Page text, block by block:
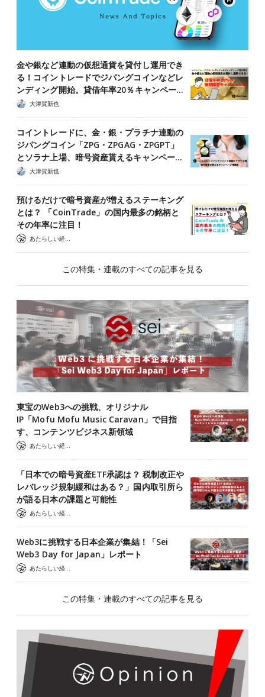
金や銀など連動の仮想通貨を貸付し運用でき
る！コイントレードでジパングコインなどレ
ンディング開始。貸借年率20％キャンペー…
大津賀新也
コイントレードに、金・銀・プラチナ連動の
ジパングコイン「ZPG・ZPGAG・ZPGPT」
とソラナ上場、暗号資産貰えるキャンペー…
大津賀新也
預けるだけで暗号資産が増えるステーキング
とは？ 「CoinTrade」の国内最多の銘柄と
その年率に注目！
この特集・連載のすべての記事を見る
東宝のWeb3への挑戦、オリジナル
IP「Mofu Mofu Music Caravan」で目指
す、コンテンツビジネス新領域
あたらしい経済 編集部
「日本での暗号資産ETF承認は？ 税制改正や
レバレッジ規制緩和はある？」国内取引所ら
が語る日本の課題と可能性
あたらしい経済 編集部
Web3に挑戦する日本企業が集結！「Sei
Web3 Day for Japan」レポート
あたらしい経済 編集部
この特集・連載のすべての記事を見る